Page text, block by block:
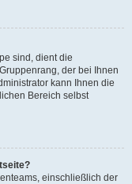
sind, dient die
der bei Ihnen
kann Ihnen die
Bereich selbst
einschließlich der